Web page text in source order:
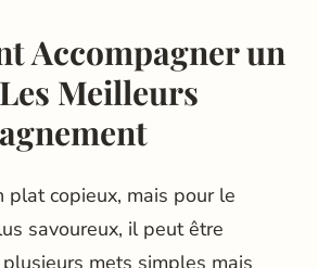
Accompagner un
Meilleurs
plat copieux, mais pour le
savoureux, il peut être
mets simples mais